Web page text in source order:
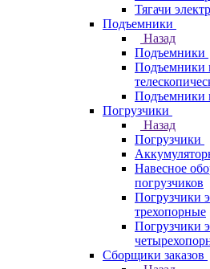
Тягачи
Подъемники
Назад
Подъемники
Подъемники
Подъемники
Погрузчики
Назад
Погрузчики
Навесное
погрузчиков
Погрузчики
трехопорные
Погрузчики
Сборщики заказов